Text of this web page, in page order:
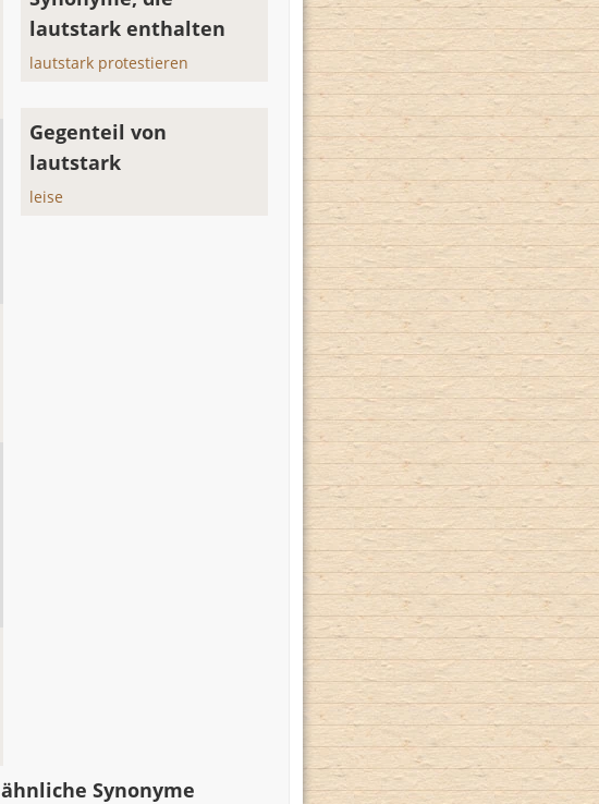
lautstark enthalten
lautstark protestieren
Gegenteil von
lautstark
leise
ähnliche Synonyme